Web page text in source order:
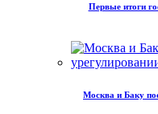
Первые итоги
Москва и Баку